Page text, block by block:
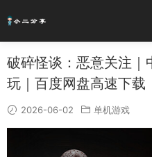
破碎怪谈：恶意关注｜
玩｜百度网盘高速下载
2026-06-02 单机游戏